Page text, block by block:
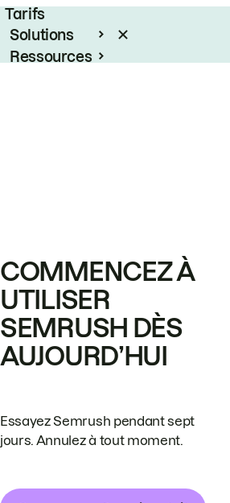
Tarifs
Solutions
Ressources
COMMENCEZ À
UTILISER
SEMRUSH DÈS
AUJOURD’HUI
Essayez Semrush pendant sept
jours. Annulez à tout moment.